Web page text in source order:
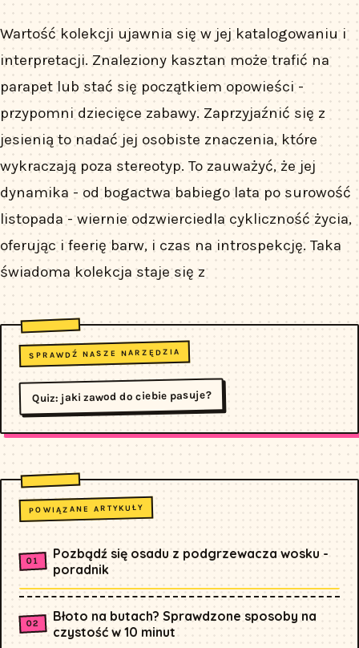
Wartość kolekcji ujawnia się w jej katalogowaniu i
interpretacji. Znaleziony kasztan może trafić na
parapet lub stać się początkiem opowieści -
przypomni dziecięce zabawy. Zaprzyjaźnić się z
jesienią to nadać jej osobiste znaczenia, które
wykraczają poza stereotyp. To zauważyć, że jej
dynamika - od bogactwa babiego lata po surowość
listopada - wiernie odzwierciedla cykliczność życia,
oferując i feerię barw, i czas na introspekcję. Taka
świadoma kolekcja staje się z
SPRAWDŹ NASZE NARZĘDZIA
Quiz: jaki zawod do ciebie pasuje?
POWIĄZANE ARTYKUŁY
Pozbądź się osadu z podgrzewacza wosku -
poradnik
Błoto na butach? Sprawdzone sposoby na
czystość w 10 minut